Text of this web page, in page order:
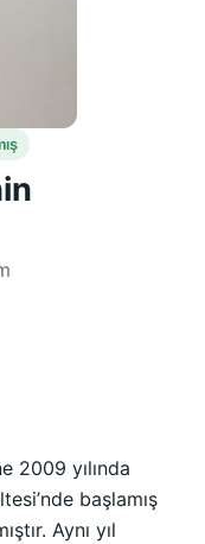
2009 yılında
başlamış
Aynı yıl